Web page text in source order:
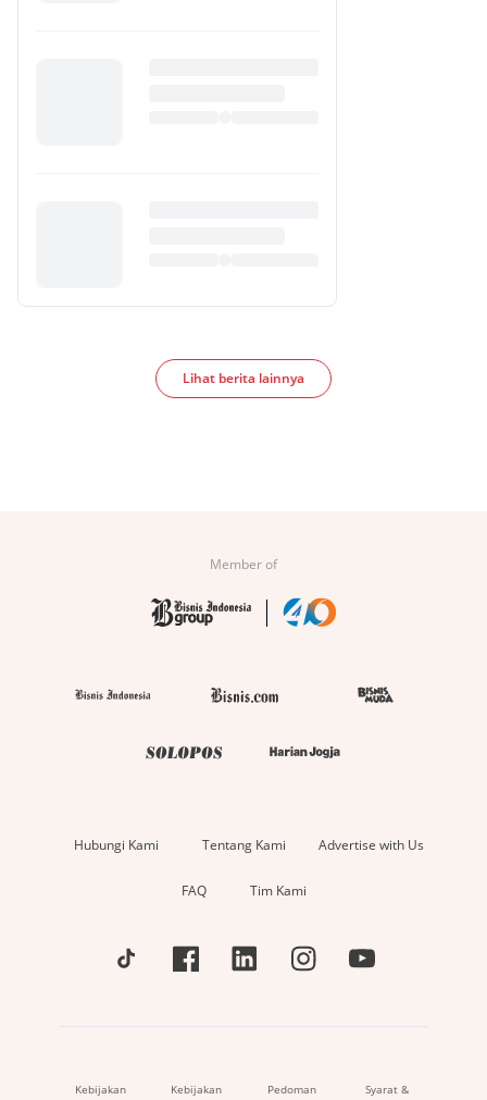
Lihat berita lainnya
Member of
Hubungi Kami Tentang Kami Advertise with Us
FAQ Tim Kami
Kebijakan
Kebijakan
Pedoman
Syarat &